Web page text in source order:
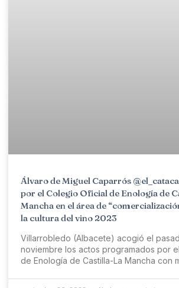
Álvaro de Miguel Caparrós
por el Colegio Oficial de Enología de
Mancha en el área de
la cultura del vino 2023
Villarrobledo (Albacete) acogió el
noviembre los actos programados por
de Enología de Castilla-La Mancha con